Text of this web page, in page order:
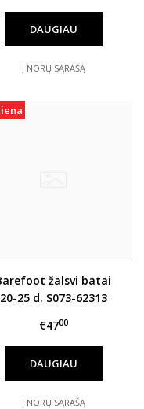
DAUGIAU
Į NORŲ SĄRAŠĄ
žalsvi batai
20-25 d. S073-62313
€4700
DAUGIAU
Į NORŲ SĄRAŠĄ